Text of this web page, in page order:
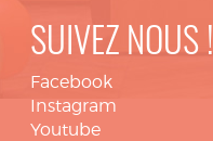
SUIVEZ NOUS !
Facebook
Instagram
Youtube